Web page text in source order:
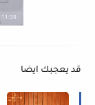
قد يعجبك ايضا